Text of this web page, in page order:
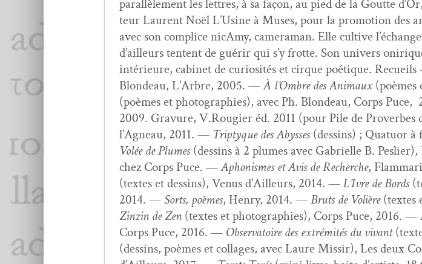
par­al­lèle­ment les let­tres, à sa façon, au pied de la Goutte
teur Lau­rent Noël L’Usine à Mus­es, pour la pro­mo­tion des
avec son com­plice nicAmy, cam­era­man. Elle cul­tive
d’ailleurs ten­tent de guérir qui s’y frotte. Son univers
intérieure, cab­i­net de curiosités et cirque poé­tique.
Blondeau, L’Arbre, 2005. —À l’Ombre des Ani­maux(poèmes
(poèmes et pho­togra­phies), avec Ph. Blondeau, Corps
2009. Gravure, V.Rougier éd. 2011 (pour Pile de
l’Agneau, 2011. — Trip­tyque des Abysses(dessins) ; Quatuor à
Volée de Plumes(dessins à 2 plumes avec Gabrielle B.
chez Corps Puce. —Aphon­ismes et Avis de Recherche,
(textes et dessins), Venus d’Ailleurs, 2014. —L’Ivre de Bor­ds
2014. — Sorts, poèmes, Hen­ry, 2014. —Bruts de Volière(textes
Zinzin de Zen (textes et pho­togra­phies), Corps Puce, 2016. —
Corps Puce, 2016. — Obser­va­toire des extrémités du vivant
(dessins, poèmes et col­lages, avec Lau­re Mis­sir), Les deux